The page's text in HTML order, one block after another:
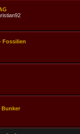
Fossilien
Bunker